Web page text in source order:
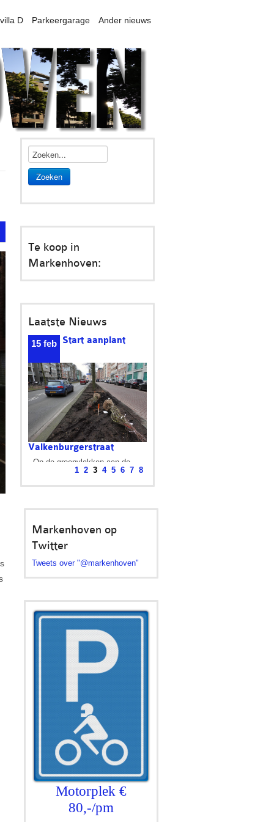
D Parkeergarage Ander nieuws
Zoeken
Te koop in
Markenhoven:
Laatste Nieuws
18
Onthulling
eerste steen
De eerste steen is
1 2 3 4 5 6 7 8
Markenhoven op
Twitter
Tweets over "@markenhoven"
Motorplek €
80,-/pm